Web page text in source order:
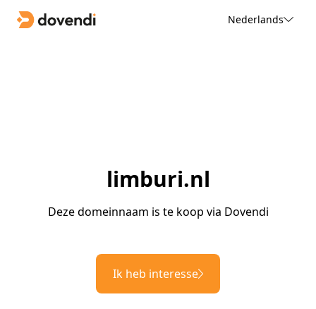
Nederlands
limburi.nl
Deze domeinnaam is te koop via Dovendi
Ik heb interesse